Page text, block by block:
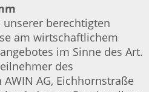
berechtigten
am wirtschaftlichem
im Sinne des Art.
des
AG, Eichhornstraße